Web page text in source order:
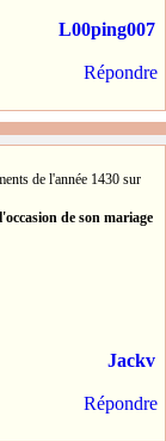
L00ping007
Répondre
de l'année 1430 sur
de son mariage
Jackv
Répondre